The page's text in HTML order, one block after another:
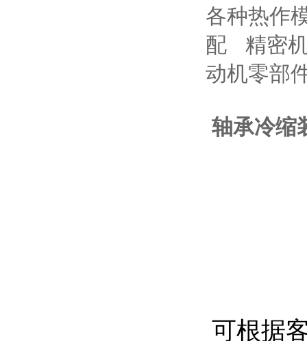
各种热作
配 精密
动机零部
轴承冷缩
可根据